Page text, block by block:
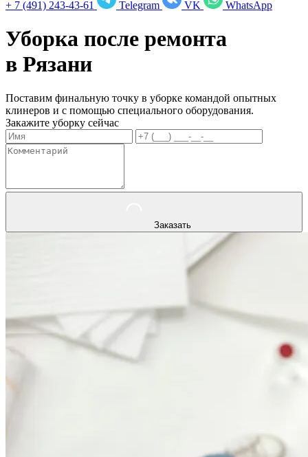
+ 7 (491) 243-43-61 Telegram VK WhatsApp
Уборка после ремонта
в Рязани
Поставим финальную точку в уборке командой опытных
клинеров и с помощью специального оборудования.
Закажите уборку сейчас
Заказать